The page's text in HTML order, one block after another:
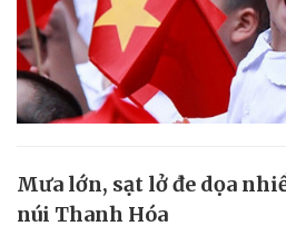
Mưa lớn, sạt lở đe dọa
núi Thanh Hóa